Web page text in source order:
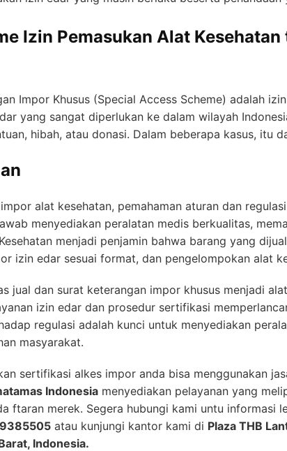
Izin Pemasukan Alat
Impor Khusus (Special Access Scheme) adalah
yang sangat diperlukan ke dalam wilayah
hibah, atau donasi. Dalam beberapa kasus, itu
alat kesehatan, pemahaman aturan dan
menyediakan peralatan medis berkualitas,
menjadi penjamin bahwa barang yang
izin edar sesuai format, dan pengelompokan alat
jual dan surat keterangan impor khusus menjadi
izin edar dan prosedur sertifikasi
regulasi adalah kunci untuk menyediakan
masyarakat.
sertifikasi alkes impor anda bisa menggunakan
Indonesia menyediakan pelayanan yang
ftaran merek. Segera hubungi kami untu informasi
atau kunjungi kantor kami di Plaza THB
Indonesia.